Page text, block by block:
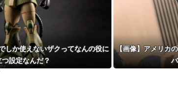
しか使えないザクってなんの役に
つ設定なんだ？
【画像】アメリカ